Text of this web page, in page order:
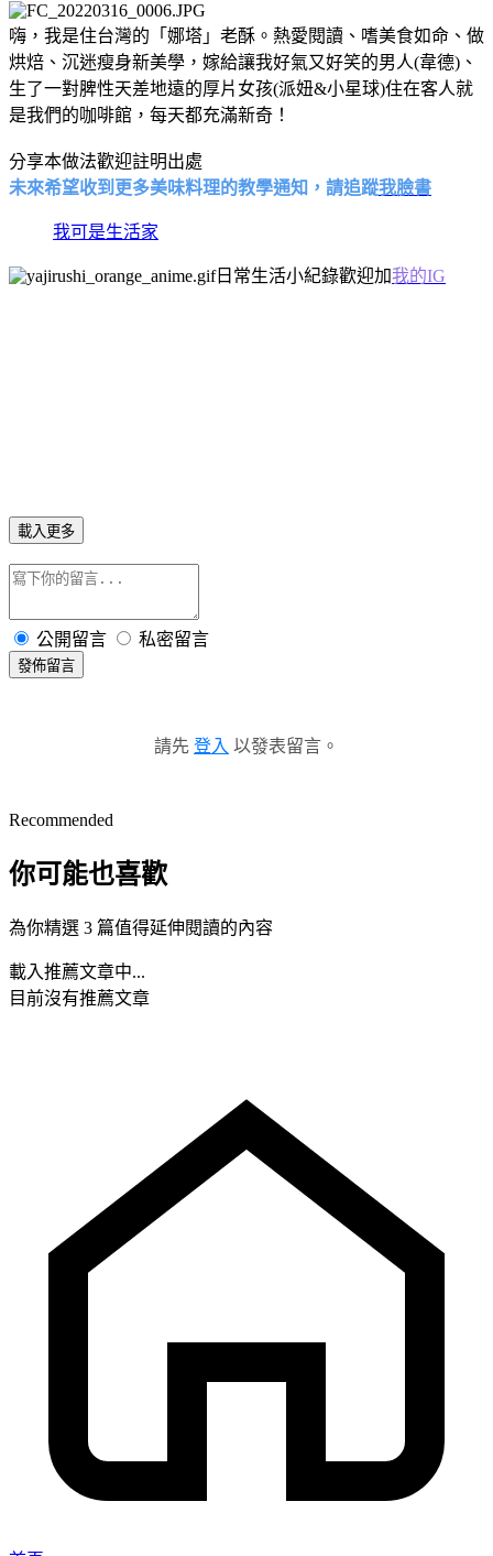
嗨，我是住台灣的「娜塔」老酥。熱愛閱讀、嗜美食如命、做
烘焙、沉迷瘦身新美學，嫁給讓我好氣又好笑的男人(韋德)、
生了一對脾性天差地遠的厚片女孩(派妞&小星球)住在客人就
是我們的咖啡館，每天都充滿新奇！
分享本做法歡迎註明出處
未來希望收到更多美味料理的教學通知，請追蹤我臉書
我可是生活家
日常生活小紀錄歡迎加我的IG
載入更多
公開留言 私密留言
發佈留言
請先 登入 以發表留言。
Recommended
你可能也喜歡
為你精選 3 篇值得延伸閱讀的內容
載入推薦文章中...
目前沒有推薦文章